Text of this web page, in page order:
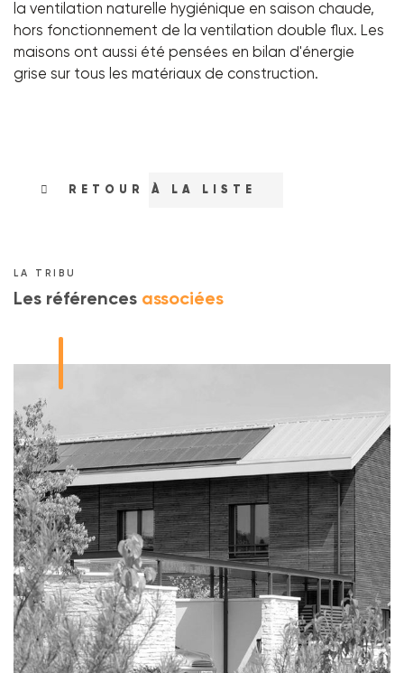
la ventilation naturelle hygiénique en saison chaude,
hors fonctionnement de la ventilation double flux. Les
maisons ont aussi été pensées en bilan d'énergie
grise sur tous les matériaux de construction.
RETOUR À LA LISTE
LA TRIBU
Les références associées